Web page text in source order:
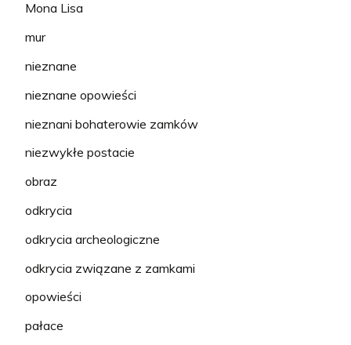
Mona Lisa
mur
nieznane
nieznane opowieści
nieznani bohaterowie zamków
niezwykłe postacie
obraz
odkrycia
odkrycia archeologiczne
odkrycia związane z zamkami
opowieści
pałace